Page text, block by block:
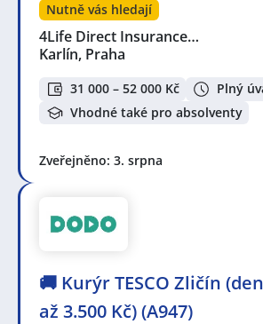
Nutně vás hledají
4Life Direct Insurance…
Karlín, Praha
31 000 – 52 000 Kč
Plný
Vhodné také pro absolventy
Zveřejněno: 3. srpna
🚚 Kurýr TESCO Zličín
až 3.500 Kč) (A947)